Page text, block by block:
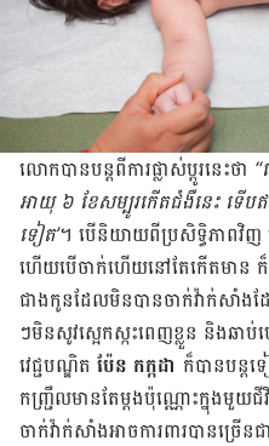
លោក​បាន​បន្ត​ពី​ការ​ផ្លាស់ប្ដូរ​នេះ​ថា
អាយុ ៦ ខែ​សម្បូរ​កើត​ជំងឺ​នេះ ទើប​
ទៀត’។ បើ​និយាយ​ពី​ប្រសិទ្ធិភាព​វិ
ហើយ​បើ​ចាក់​ហើយ​នៅ​តែ​កើត​មាន ក៏​កូ
ជាង​កូន​ដែល​មិន​បាន​ចាក់​វ៉ាក់សាំង​
ៗ​មិន​សូវ​ស្អេកស្កះពេញ​ខ្លួន និង​ឆាប់​
វេជ្ជបណ្ឌិត ប៉ែន កក្កដា ក៏​បាន​បន្ត​
កញ្ជ្រឹល​មាន​តែ​ម្ដង​ប៉ុណ្ណោះ​ក្នុង​មួយ​ជី
ចាក់​វ៉ាក់សាំង​អាច​ការពារ​បាន​ច្រើន​